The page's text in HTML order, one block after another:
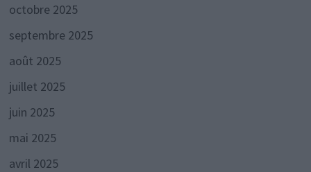
octobre 2025
septembre 2025
août 2025
juillet 2025
juin 2025
mai 2025
avril 2025